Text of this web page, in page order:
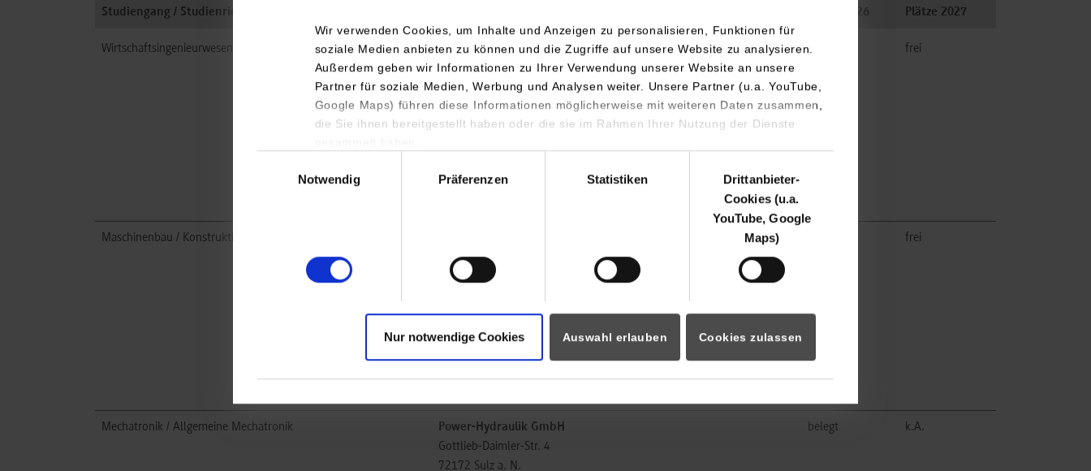
Wir verwenden Cookies, um Inhalte und Anzeigen zu personalisieren, Funktionen für
soziale Medien anbieten zu können und die Zugriffe auf unsere Website zu analysieren.
Außerdem geben wir Informationen zu Ihrer Verwendung unserer Website an unsere
Partner für soziale Medien, Werbung und Analysen weiter. Unsere Partner (u.a. YouTube,
Google Maps) führen diese Informationen möglicherweise mit weiteren Daten zusammen,
die Sie ihnen bereitgestellt haben oder die sie im Rahmen Ihrer Nutzung der Dienste
Notwendig
Präferenzen Statistiken
Drittanbieter-
Cookies (u.a.
YouTube, Google
Maps)
Nur notwendige Cookies Auswahl erlauben Cookies zulassen
Studiengang / Studienrichtung Plätze 2026 Plätze 2027
Wirtschaftsingenieurwesen / Maschinenbau - PPM
Power-Hydraulik GmbH
Gottlieb-Daimler-Str. 4
72172 Sulz a. N.
www.power-hydraulik.de
Daniela Harrichhausen
07454 9584107
frei frei
Maschinenbau / Konstruktion und Entwicklung
Gottlieb-Daimler-Str. 4
72172
Sulz a. N.
Daniela Harrichhausen
07454 9584107
bewerbung@power-hydraulik.de
frei
Mechatronik / Allgemeine Mechatronik
Power-Hydraulik GmbH
Gottlieb-Daimler-Str. 4
72172 Sulz a. N.
belegt k.A.